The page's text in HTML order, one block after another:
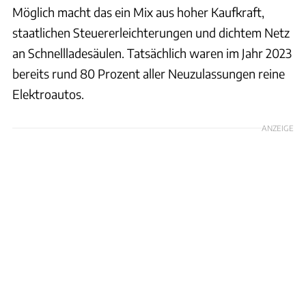
Möglich macht das ein Mix aus hoher Kaufkraft,
staatlichen Steuererleichterungen und dichtem Netz
an Schnellladesäulen. Tatsächlich waren im Jahr 2023
bereits rund 80 Prozent aller Neuzulassungen reine
Elektroautos.
ANZEIGE